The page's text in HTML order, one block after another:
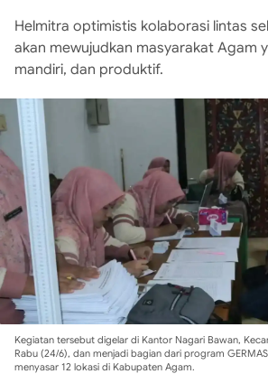
Helmitra optimistis kolaborasi lintas
akan mewujudkan masyarakat Agam
mandiri, dan produktif.
Kegiatan tersebut digelar di Kantor Nagari Bawan,
Rabu (24/6), dan menjadi bagian dari program
menyasar 12 lokasi di Kabupaten Agam.